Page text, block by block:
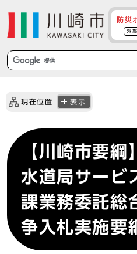
防災
外
現在位置 表示
【川崎市要綱
水道局サービ
課業務委託総
争入札実施要